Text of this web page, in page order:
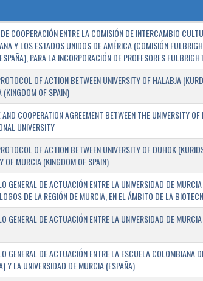
COOPERACIÓN ENTRE LA COMISIÓN DE INTERCAMBIO
Y LOS ESTADOS UNIDOS DE AMÉRICA (COMISIÓN
PARA LA INCORPORACIÓN DE PROFESORES
OF ACTION BETWEEN UNIVERSITY OF HALABJA
(KINGDOM OF SPAIN)
AND COOPERATION AGREEMENT BETWEEN THE UNIVERSITY
UNIVERSITY
OF ACTION BETWEEN UNIVERSITY OF DUHOK
OF MURCIA (KINGDOM OF SPAIN)
GENERAL DE ACTUACIÓN ENTRE LA UNIVERSIDAD DE
DE LA REGIÓN DE MURCIA, EN EL ÁMBITO DE LA
GENERAL DE ACTUACIÓN ENTRE LA UNIVERSIDAD DE
GENERAL DE ACTUACIÓN ENTRE LA ESCUELA COLOMBIANA
Y LA UNIVERSIDAD DE MURCIA (ESPAÑA)